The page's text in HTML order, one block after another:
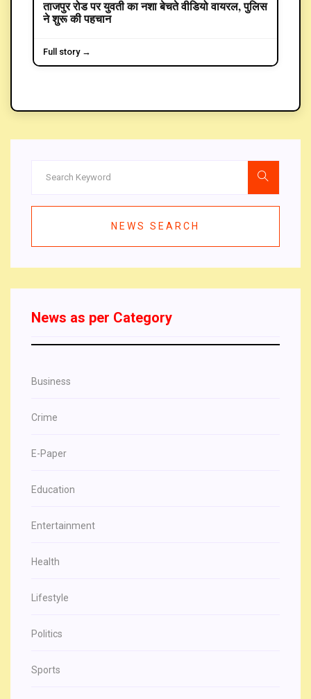
CRIME
ताजपुर रोड पर युवती का नशा बेचते वीडियो वायरल, पुलिस
ने शुरू की पहचान
Full story →
NEWS SEARCH
News as per Category
Business
Crime
E-Paper
Education
Entertainment
Health
Lifestyle
Politics
Sports